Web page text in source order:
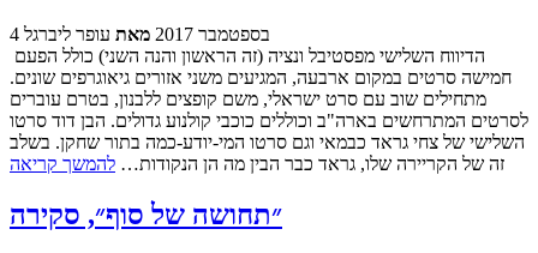
4 בספטמבר 2017 מאת עופר ליברגל
חמישה סרטים במקום ארבעה, המגיעים משני אזורים גיאוגרפים שונים.
מתחילים שוב עם סרט ישראלי, משם קופצים ללבנון, בטרם עוברים
לסרטים המתרחשים בארה"ב וכוללים כוכבי קולנוע גדולים. הבן דוד סרטו
השלישי של צחי גראד כבמאי וגם סרטו המי-יודע-כמה בתור שחקן. בשלב
זה של הקריירה שלו, גראד כבר הבין מה הן הנקודות… להמשך קריאה
״תחושה של סוף״, סקירה